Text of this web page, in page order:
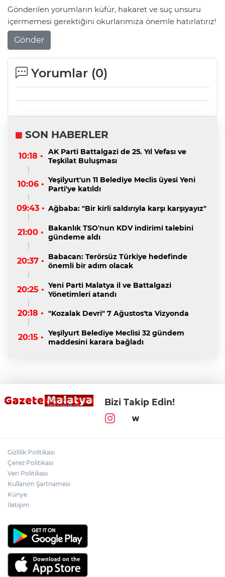
Gönderilen yorumların küfür, hakaret ve suç unsuru
içermemesi gerektiğini okurlarımıza önemle hatırlatırız!
Gönder
Yorumlar (0)
SON HABERLER
10:18 •
AK Parti Battalgazi de 25. Yıl Vefası ve
Teşkilat Buluşması
10:06 • Yeşilyurt'un 11 Belediye Meclis üyesi Yeni
Parti'ye katıldı
09:43 • Ağbaba: "Bir kirli saldırıyla karşı karşıyayız"
21:00 •
Bakanlık TSO'nun KDV indirimi talebini
gündeme aldı
20:37 • Babacan: Terörsüz Türkiye hedefinde
önemli bir adım olacak
20:25 • Yeni Parti Malatya il ve Battalgazi
Yönetimleri atandı
20:18 • "Kozalak Devri" 7 Ağustos'ta Vizyonda
20:15 • Yeşilyurt Belediye Meclisi 32 gündem
maddesini karara bağladı
Bizi Takip Edin!
Gizlilik Politikası
Çerez Politikası
Veri Politikası
Kullanım Şartnamesi
Künye
İletişim